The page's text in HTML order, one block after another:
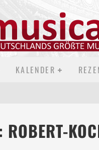
KALENDER
ROBERT-